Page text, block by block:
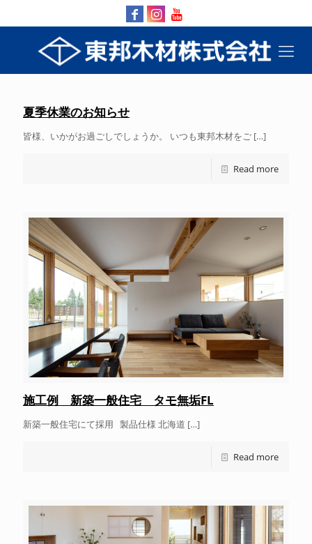
夏季休業のお知らせ
皆様、いかがお過ごしでしょうか。 いつも東邦木材をご […]
Read more
施工例 新築一般住宅 タモ無垢FL
新築一般住宅にて採用 製品仕様 北海道 […]
Read more